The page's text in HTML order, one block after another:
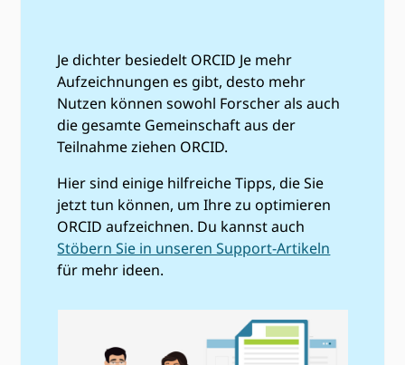
Je dichter besiedelt ORCID Je mehr
Aufzeichnungen es gibt, desto mehr
Nutzen können sowohl Forscher als auch
die gesamte Gemeinschaft aus der
Teilnahme ziehen ORCID.
Hier sind einige hilfreiche Tipps, die Sie
jetzt tun können, um Ihre zu optimieren
ORCID aufzeichnen. Du kannst auch
Stöbern Sie in unseren Support-Artikeln
für mehr ideen.